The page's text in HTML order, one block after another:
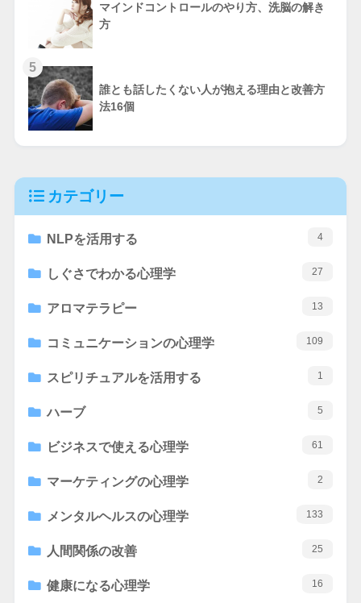
マインドコントロールのやり方、洗脳の解き
方
5
誰とも話したくない人が抱える理由と改善方
法16個
カテゴリー
NLPを活用する 4
しぐさでわかる心理学 27
アロマテラピー 13
コミュニケーションの心理学 109
スピリチュアルを活用する 1
ハーブ 5
ビジネスで使える心理学 61
マーケティングの心理学 2
メンタルヘルスの心理学 133
人間関係の改善 25
健康になる心理学 16